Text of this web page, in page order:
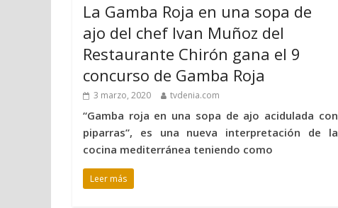
La Gamba Roja en una sopa de
ajo del chef Ivan Muñoz del
Restaurante Chirón gana el 9
concurso de Gamba Roja
3 marzo, 2020 tvdenia.com
“Gamba roja en una sopa de ajo acidulada con
piparras”, es una nueva interpretación de la
cocina mediterránea teniendo como
Leer más